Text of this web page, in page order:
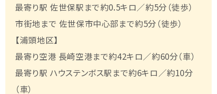
最寄り駅 佐世保駅まで約0.5キロ／約5分（徒歩）
市街地まで 佐世保市中心部まで約5分（徒歩）
【浦頭地区】
最寄り空港 長崎空港まで約42キロ／約60分（車）
最寄り駅 ハウステンボス駅まで約6キロ／約10分
（車）